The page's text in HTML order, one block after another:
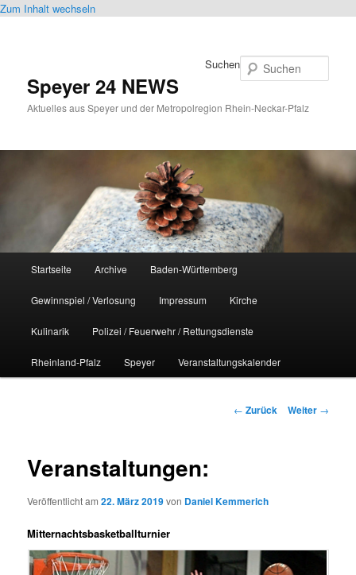
Zum Inhalt wechseln
Speyer 24 NEWS
Aktuelles aus Speyer und der Metropolregion Rhein-Neckar-Pfalz
Suchen
Startseite Archive Baden-Württemberg
Gewinnspiel / Verlosung Impressum Kirche
Kulinarik Polizei / Feuerwehr / Rettungsdienste
Rheinland-Pfalz Speyer Veranstaltungskalender
Beitrags-
← Zurück Weiter →
Veranstaltungen:
Veröffentlicht am22. März 2019von Daniel Kemmerich
Mitternachtsbasketballturnier